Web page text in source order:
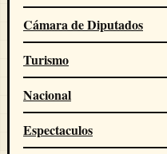
Cámara de Diputados
Turismo
Nacional
Espectaculos